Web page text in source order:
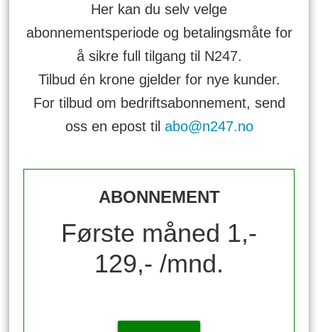
Her kan du selv velge
abonnementsperiode og betalingsmåte for
å sikre full tilgang til N247.
Tilbud én krone gjelder for nye kunder.
For tilbud om bedriftsabonnement, send
oss en epost til abo@n247.no
ABONNEMENT
Første måned 1,-
129,- /mnd.